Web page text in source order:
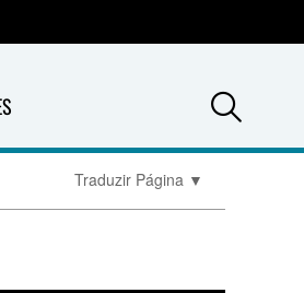
Traduzir Página ▼